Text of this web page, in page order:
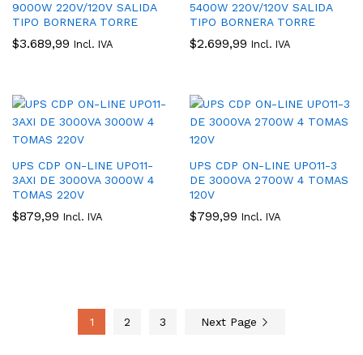
9000W 220V/120V SALIDA
TIPO BORNERA TORRE
$3.689,99 Incl. IVA
5400W 220V/120V SALIDA
TIPO BORNERA TORRE
$2.699,99 Incl. IVA
UPS CDP ON-LINE UPO11-
3AXI DE 3000VA 3000W 4
TOMAS 220V
$879,99 Incl. IVA
UPS CDP ON-LINE UPO11-3
DE 3000VA 2700W 4 TOMAS
120V
$799,99 Incl. IVA
1 2 3 Next Page